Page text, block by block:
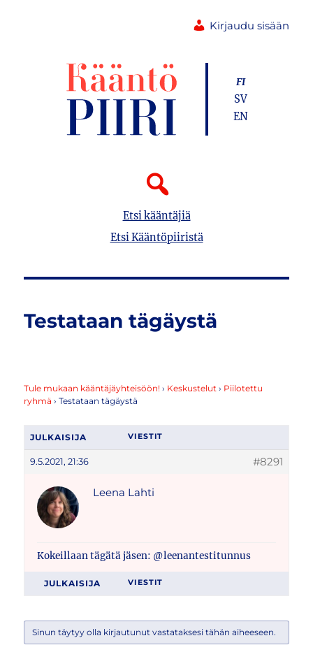
Kirjaudu sisään
Etsi kääntäjiä
Etsi Kääntöpiiristä
FI
SV
EN
Testataan tägäystä
Tule mukaan kääntäjäyhteisöön! › Keskustelut › Piilotettu
ryhmä › Testataan tägäystä
JULKAISIJA VIESTIT
9.5.2021, 21:36 #8291
Leena Lahti
Kokeillaan tägätä jäsen: @leenantestitunnus
JULKAISIJA VIESTIT
Sinun täytyy olla kirjautunut vastataksesi tähän aiheeseen.